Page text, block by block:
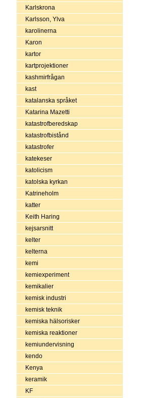
Karlskrona
Karlsson, Ylva
karolinerna
Karon
kartor
kartprojektioner
kashmirfrågan
kast
katalanska språket
Katarina Mazetti
katastrofberedskap
katastrofbistånd
katastrofer
katekeser
katolicism
katolska kyrkan
Katrineholm
katter
Keith Haring
kejsarsnitt
kelter
kelterna
kemi
kemiexperiment
kemikalier
kemisk industri
kemisk teknik
kemiska hälsorisker
kemiska reaktioner
kemiundervisning
kendo
Kenya
keramik
KF